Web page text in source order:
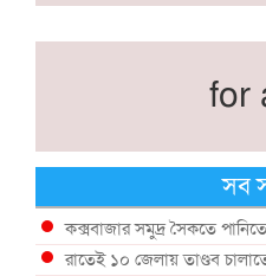
for
সব
কক্সবাজার সমুদ্র সৈকতে পানিতে
রাতেই ১০ জেলায় তাণ্ডব